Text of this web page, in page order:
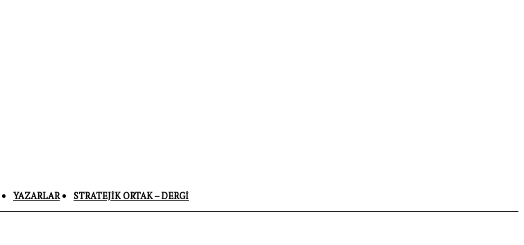
YAZARLAR STRATEJIK ORTAK – DERGI